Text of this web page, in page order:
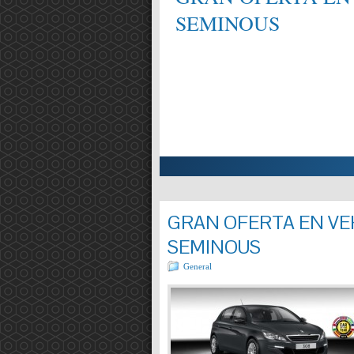
EN MECÀNICA,
Entrada completa »
SEMINOUS
GRAN OFERTA EN
SEMINOUS
General